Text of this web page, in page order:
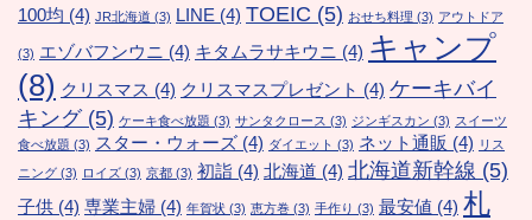
100均 (4) JR北海道 (3) LINE (4) TOEIC (5) おせち料理 (3) アウトドア
(3) エゾバフンウニ (4) キタムラサキウニ (4) キャンプ
(8) クリスマス (4) クリスマスプレゼント (4) ケーキバイ
キング(5) ケーキ食べ放題 (3) サンタクロース (3) ジンギスカン (3) スイーツ
食べ放題 (3) スター・ウォーズ (4) ダイエット (3) ネット通販 (4) リス
ニング (3) ロイズ (3) 京都 (3) 初詣 (4) 北海道 (4) 北海道新幹線 (5)
子供 (4) 専業主婦 (4) 年賀状 (3) 恵方巻 (3) 手作り (3) 最安値 (4) 札